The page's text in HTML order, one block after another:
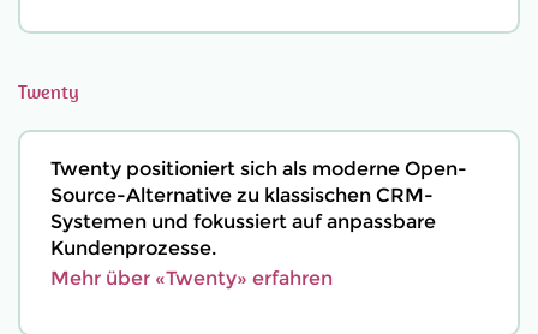
Twenty
Twenty positioniert sich als moderne Open-
Source-Alternative zu klassischen CRM-
Systemen und fokussiert auf anpassbare
Kundenprozesse.
Mehr über «Twenty» erfahren